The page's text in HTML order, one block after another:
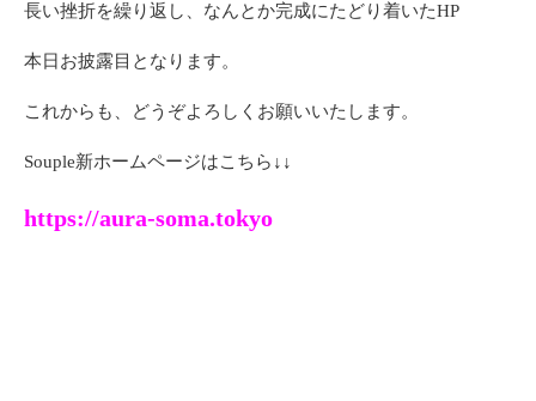
長い挫折を繰り返し、なんとか完成にたどり着いたHP
本日お披露目となります。
これからも、どうぞよろしくお願いいたします。
Souple新ホームページはこちら↓↓
https://aura-soma.tokyo